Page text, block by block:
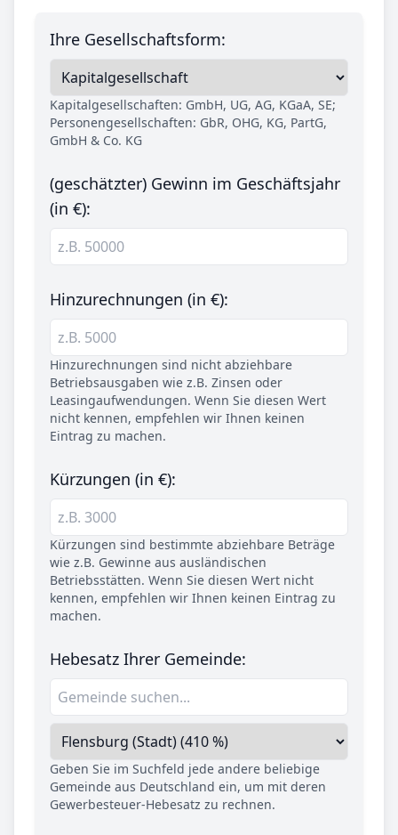
Ihre Gesellschaftsform:
Kapitalgesellschaften: GmbH, UG, AG, KGaA, SE;
Personengesellschaften: GbR, OHG, KG, PartG,
GmbH & Co. KG
(geschätzter) Gewinn im Geschäftsjahr
(in €):
Hinzurechnungen (in €):
Hinzurechnungen sind nicht abziehbare
Betriebsausgaben wie z.B. Zinsen oder
Leasingaufwendungen. Wenn Sie diesen Wert
nicht kennen, empfehlen wir Ihnen keinen
Eintrag zu machen.
Kürzungen (in €):
Kürzungen sind bestimmte abziehbare Beträge
wie z.B. Gewinne aus ausländischen
Betriebsstätten. Wenn Sie diesen Wert nicht
kennen, empfehlen wir Ihnen keinen Eintrag zu
machen.
Hebesatz Ihrer Gemeinde:
Geben Sie im Suchfeld jede andere beliebige
Gemeinde aus Deutschland ein, um mit deren
Gewerbesteuer-Hebesatz zu rechnen.